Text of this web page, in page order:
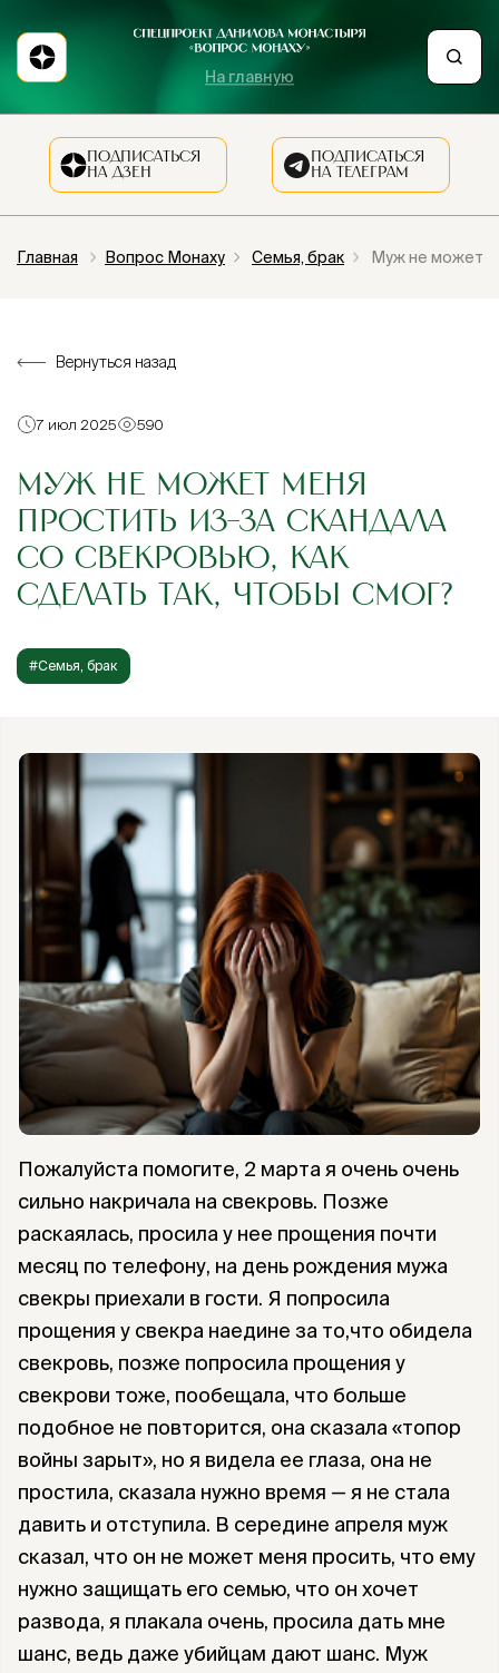
На главную
ПОДПИСАТЬСЯ
НА ДЗЕН
ПОДПИСАТЬСЯ
НА ТЕЛЕГРАМ
Главная Вопрос Монаху Семья, брак Муж не может
Вернуться назад
7 июл 2025 590
МУЖ НЕ МОЖЕТ МЕНЯ
ПРОСТИТЬ ИЗ-ЗА СКАНДАЛА
СО СВЕКРОВЬЮ, КАК
СДЕЛАТЬ ТАК, ЧТОБЫ СМОГ?
#Семья, брак
Пожалуйста помогите, 2 марта я очень очень
сильно накричала на свекровь. Позже
раскаялась, просила у нее прощения почти
месяц по телефону, на день рождения мужа
свекры приехали в гости. Я попросила
прощения у свекра наедине за то,что обидела
свекровь, позже попросила прощения у
свекрови тоже, пообещала, что больше
подобное не повторится, она сказала «топор
войны зарыт», но я видела ее глаза, она не
простила, сказала нужно время — я не стала
давить и отступила. В середине апреля муж
сказал, что он не может меня просить, что ему
нужно защищать его семью, что он хочет
развода, я плакала очень, просила дать мне
шанс, ведь даже убийцам дают шанс. Муж